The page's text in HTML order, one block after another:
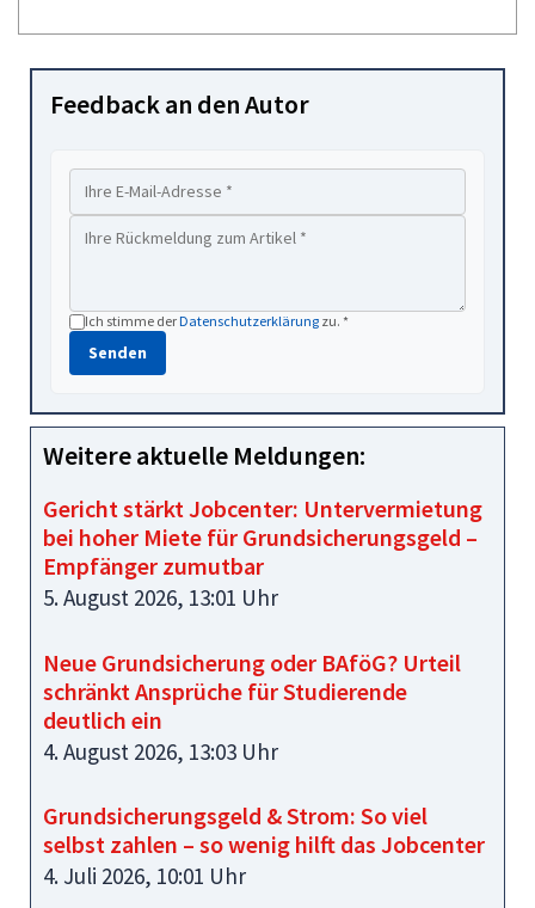
Feedback an den Autor
Ich stimme derDatenschutzerklärung zu. *
Senden
Weitere aktuelle Meldungen:
Gericht stärkt Jobcenter: Untervermietung
bei hoher Miete für Grundsicherungsgeld –
Empfänger zumutbar
5. August 2026, 13:01 Uhr
Neue Grundsicherung oder BAföG? Urteil
schränkt Ansprüche für Studierende
deutlich ein
4. August 2026, 13:03 Uhr
Grundsicherungsgeld & Strom: So viel
selbst zahlen – so wenig hilft das Jobcenter
4. Juli 2026, 10:01 Uhr